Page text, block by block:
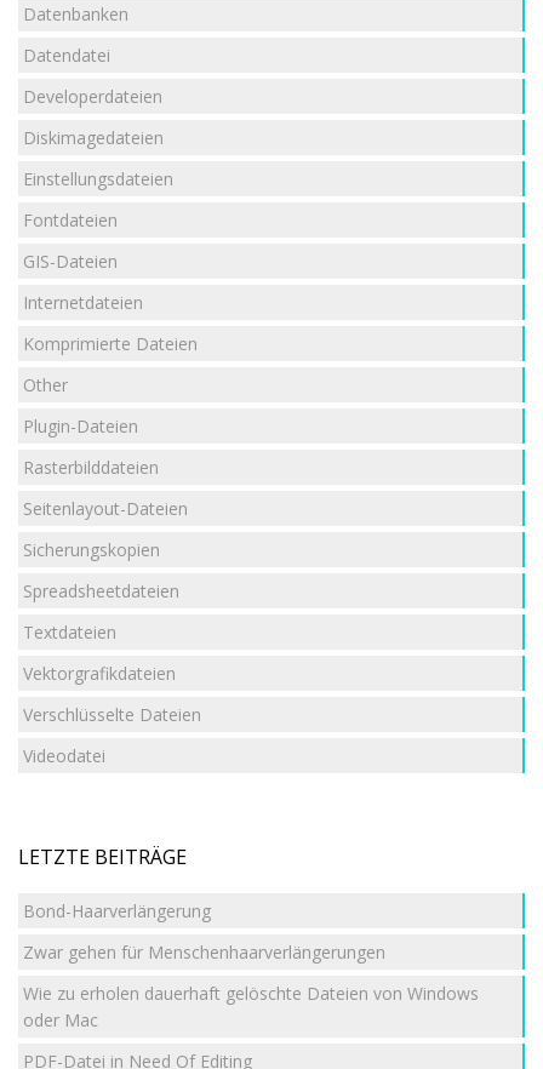
Datenbanken
Datendatei
Developerdateien
Diskimagedateien
Einstellungsdateien
Fontdateien
GIS-Dateien
Internetdateien
Komprimierte Dateien
Other
Plugin-Dateien
Rasterbilddateien
Seitenlayout-Dateien
Sicherungskopien
Spreadsheetdateien
Textdateien
Vektorgrafikdateien
Verschlüsselte Dateien
Videodatei
LETZTE BEITRÄGE
Bond-Haarverlängerung
Zwar gehen für Menschenhaarverlängerungen
Wie zu erholen dauerhaft gelöschte Dateien von Windows
oder Mac
PDF-Datei in Need Of Editing